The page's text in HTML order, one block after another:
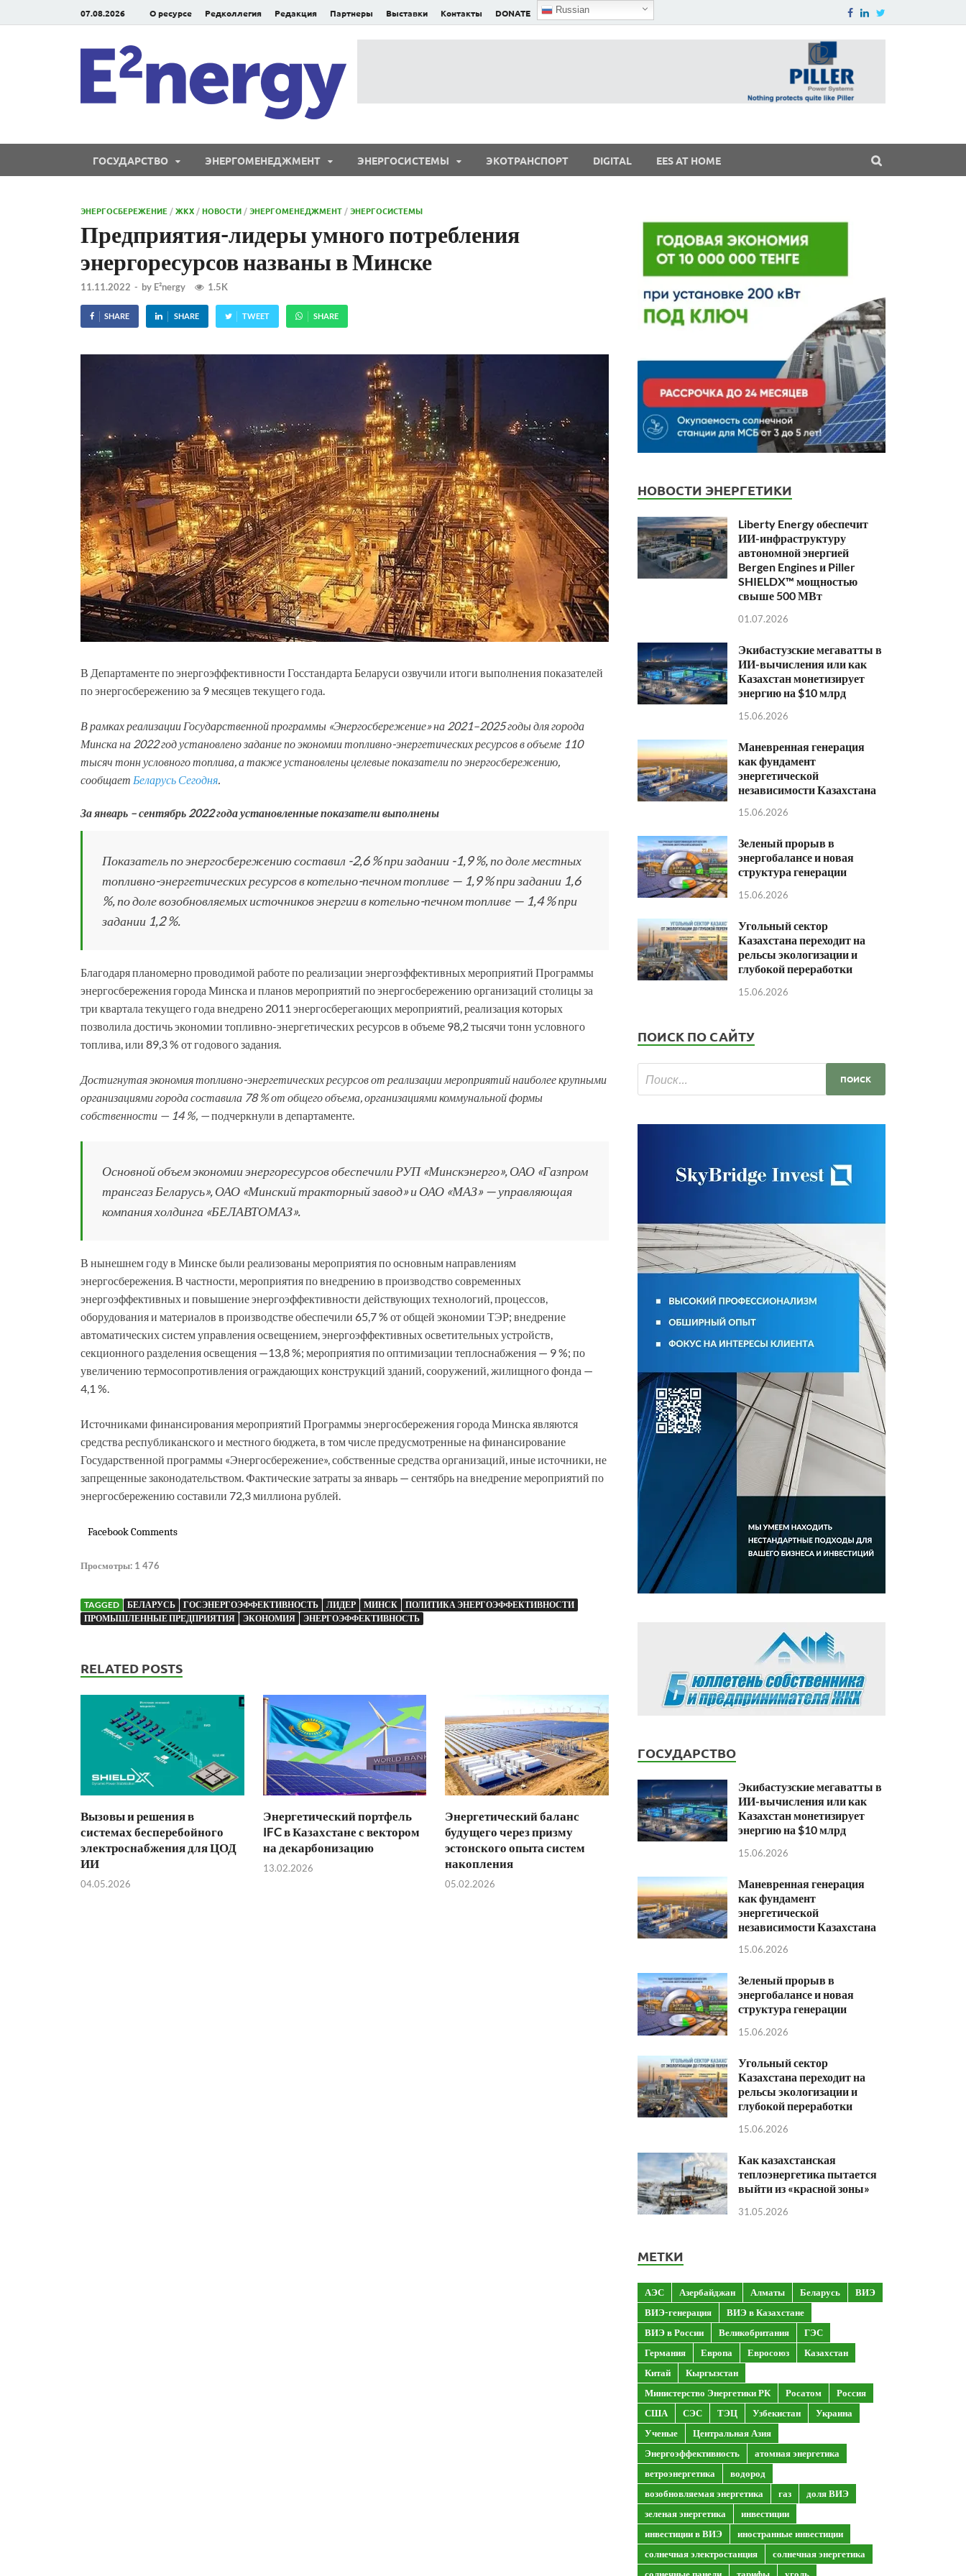
07.08.2026 О ресурсе Редколлегия Редакция Партнеры Выставки Контакты DONATE Russian
ГОСУДАРСТВО ЭНЕРГОМЕНЕДЖМЕНТ ЭНЕРГОСИСТЕМЫ ЭКОТРАНСПОРТ DIGITAL EES AT HOME
ЭНЕРГОСБЕРЕЖЕНИЕ /ЖКХ /НОВОСТИ /ЭНЕРГОМЕНЕДЖМЕНТ /ЭНЕРГОСИСТЕМЫ
Предприятия-лидеры умного потребления
энергоресурсов названы в Минске
11.11.2022 - by E²nergy 1.5K
SHARE SHARE TWEET SHARE
В Департаменте по энергоэффективности Госстандарта Беларуси озвучили итоги выполнения показателей
по энергосбережению за 9 месяцев текущего года.
В рамках реализации Государственной программы «Энергосбережение» на 2021–2025 годы для города
Минска на 2022 год установлено задание по экономии топливно-энергетических ресурсов в объеме 110
тысяч тонн условного топлива, а также установлены целевые показатели по энергосбережению,
сообщает Беларусь Сегодня.
За январь – сентябрь 2022 года установленные показатели выполнены
Показатель по энергосбережению составил -2,6 % при задании -1,9 %, по доле местных
топливно-энергетических ресурсов в котельно-печном топливе — 1,9 % при задании 1,6
%, по доле возобновляемых источников энергии в котельно-печном топливе — 1,4 % при
задании 1,2 %.
Благодаря планомерно проводимой работе по реализации энергоэффективных мероприятий Программы
энергосбережения города Минска и планов мероприятий по энергосбережению организаций столицы за
три квартала текущего года внедрено 2011 энергосберегающих мероприятий, реализация которых
позволила достичь экономии топливно-энергетических ресурсов в объеме 98,2 тысячи тонн условного
топлива, или 89,3 % от годового задания.
Достигнутая экономия топливно-энергетических ресурсов от реализации мероприятий наиболее крупными
организациями города составила 78 % от общего объема, организациями коммунальной формы
собственности — 14 %, —подчеркнули в департаменте.
Основной объем экономии энергоресурсов обеспечили РУП «Минскэнерго», ОАО «Газпром
трансгаз Беларусь», ОАО «Минский тракторный завод» и ОАО «МАЗ» — управляющая
компания холдинга «БЕЛАВТОМАЗ».
В нынешнем году в Минске были реализованы мероприятия по основным направлениям
энергосбережения. В частности, мероприятия по внедрению в производство современных
энергоэффективных и повышение энергоэффективности действующих технологий, процессов,
оборудования и материалов в производстве обеспечили 65,7 % от общей экономии ТЭР; внедрение
автоматических систем управления освещением, энергоэффективных осветительных устройств,
секционного разделения освещения —13,8 %; мероприятия по оптимизации теплоснабжения — 9 %; по
увеличению термосопротивления ограждающих конструкций зданий, сооружений, жилищного фонда —
4,1 %.
Источниками финансирования мероприятий Программы энергосбережения города Минска являются
средства республиканского и местного бюджета, в том числе предусмотренные на финансирование
Государственной программы «Энергосбережение», собственные средства организаций, иные источники, не
запрещенные законодательством. Фактические затраты за январь — сентябрь на внедрение мероприятий по
энергосбережению составили 72,3 миллиона рублей.
Facebook Comments
Просмотры: 1 476
TAGGED БЕЛАРУСЬ ГОСЭНЕРГОЭФФЕКТИВНОСТЬ ЛИДЕР МИНСК
ПОЛИТИКА ЭНЕРГОЭФФЕКТИВНОСТИ
ПРОМЫШЛЕННЫЕ ПРЕДПРИЯТИЯ
ЭКОНОМИЯ ЭНЕРГОЭФФЕКТИВНОСТЬ
RELATED POSTS
Вызовы и решения в
системах бесперебойного
электроснабжения для ЦОД
ИИ
04.05.2026
Энергетический портфель
IFC в Казахстане с вектором
на декарбонизацию
13.02.2026
Энергетический баланс
будущего через призму
эстонского опыта систем
накопления
05.02.2026
НОВОСТИ ЭНЕРГЕТИКИ
Liberty Energy обеспечит
ИИ-инфраструктуру
автономной энергией
Bergen Engines и Piller
SHIELDX™ мощностью
свыше 500 МВт
01.07.2026
Экибастузские мегаватты в
ИИ-вычисления или как
Казахстан монетизирует
энергию на $10 млрд
15.06.2026
Маневренная генерация
как фундамент
энергетической
независимости Казахстана
15.06.2026
Зеленый прорыв в
энергобалансе и новая
структура генерации
15.06.2026
Угольный сектор
Казахстана переходит на
рельсы экологизации и
глубокой переработки
15.06.2026
ПОИСК ПО САЙТУ
ГОСУДАРСТВО
Экибастузские мегаватты в
ИИ-вычисления или как
Казахстан монетизирует
энергию на $10 млрд
15.06.2026
Маневренная генерация
как фундамент
энергетической
независимости Казахстана
15.06.2026
Зеленый прорыв в
энергобалансе и новая
структура генерации
15.06.2026
Угольный сектор
Казахстана переходит на
рельсы экологизации и
глубокой переработки
15.06.2026
Как казахстанская
теплоэнергетика пытается
выйти из «красной зоны»
31.05.2026
МЕТКИ
АЭС Азербайджан Алматы Беларусь
ВИЭ
ВИЭ-генерация
ВИЭ в Казахстане
ВИЭ в России
Великобритания
ГЭС
Германия
Европа Евросоюз
Казахстан
Китай
Кыргызстан
Министерство Энергетики РК
Росатом
Россия
США
СЭС ТЭЦ Узбекистан
Украина
Ученые
Центральная Азия
Энергоэффективность
атомная энергетика
ветроэнергетика
водород
возобновляемая энергетика
газ
доля ВИЭ
зеленая энергетика
инвестиции
инвестиции в ВИЭ
иностранные инвестиции
солнечная электростанция
солнечная энергетика
солнечные панели
тарифы уголь